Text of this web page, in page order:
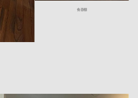
食器棚